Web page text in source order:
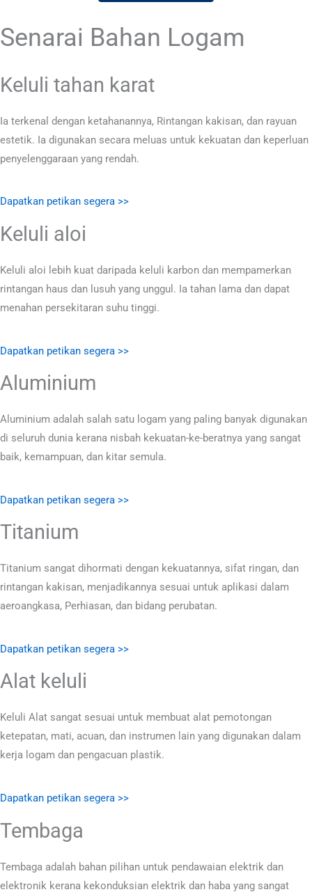
Senarai Bahan Logam
Keluli tahan karat
Ia terkenal dengan ketahanannya, Rintangan kakisan, dan rayuan
estetik. Ia digunakan secara meluas untuk kekuatan dan keperluan
penyelenggaraan yang rendah.
Dapatkan petikan segera >>
Keluli aloi
Keluli aloi lebih kuat daripada keluli karbon dan mempamerkan
rintangan haus dan lusuh yang unggul. Ia tahan lama dan dapat
menahan persekitaran suhu tinggi.
Dapatkan petikan segera >>
Aluminium
Aluminium adalah salah satu logam yang paling banyak digunakan
di seluruh dunia kerana nisbah kekuatan-ke-beratnya yang sangat
baik, kemampuan, dan kitar semula.
Dapatkan petikan segera >>
Titanium
Titanium sangat dihormati dengan kekuatannya, sifat ringan, dan
rintangan kakisan, menjadikannya sesuai untuk aplikasi dalam
aeroangkasa, Perhiasan, dan bidang perubatan.
Dapatkan petikan segera >>
Alat keluli
Keluli Alat sangat sesuai untuk membuat alat pemotongan
ketepatan, mati, acuan, dan instrumen lain yang digunakan dalam
kerja logam dan pengacuan plastik.
Dapatkan petikan segera >>
Tembaga
Tembaga adalah bahan pilihan untuk pendawaian elektrik dan
elektronik kerana kekonduksian elektrik dan haba yang sangat